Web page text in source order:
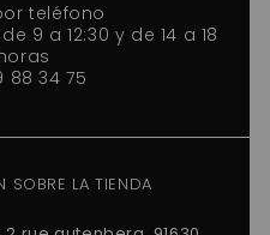
teléfono
9 a 12:30 y de 14 a 18
88 34 75
SOBRE LA TIENDA